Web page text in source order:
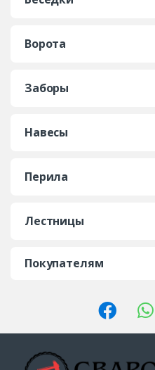
Ворота
Заборы
Навесы
Перила
Лестницы
Покупателям